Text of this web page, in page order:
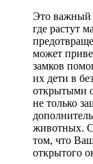
Это важный
где растут
может
замков
их дети в
открытыми
не только
животных.
том, что
открытого